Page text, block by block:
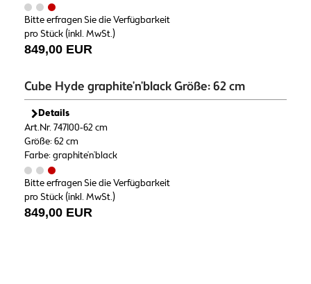
Bitte erfragen Sie die Verfügbarkeit
pro Stück (inkl. MwSt.)
849,00 EUR
Cube Hyde graphite'n'black Größe: 62 cm
Details
Art.Nr. 747100-62 cm
Größe: 62 cm
Farbe: graphite'n'black
Bitte erfragen Sie die Verfügbarkeit
pro Stück (inkl. MwSt.)
849,00 EUR